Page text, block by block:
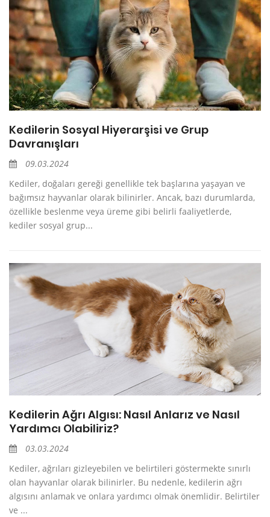
Kedilerin Sosyal Hiyerarşisi ve Grup
Davranışları
09.03.2024
Kediler, doğaları gereği genellikle tek başlarına yaşayan ve
bağımsız hayvanlar olarak bilinirler. Ancak, bazı durumlarda,
özellikle beslenme veya üreme gibi belirli faaliyetlerde,
kediler sosyal grup...
Kedilerin Ağrı Algısı: Nasıl Anlarız ve Nasıl
Yardımcı Olabiliriz?
03.03.2024
Kediler, ağrıları gizleyebilen ve belirtileri göstermekte sınırlı
olan hayvanlar olarak bilinirler. Bu nedenle, kedilerin ağrı
algısını anlamak ve onlara yardımcı olmak önemlidir. Belirtiler
ve ...